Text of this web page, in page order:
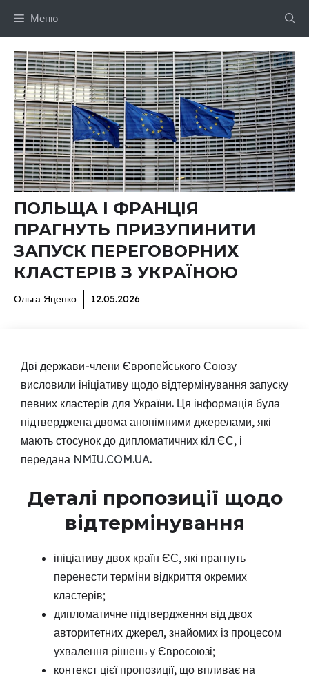
Меню
ПОЛЬЩА І ФРАНЦІЯ
ПРАГНУТЬ ПРИЗУПИНИТИ
ЗАПУСК ПЕРЕГОВОРНИХ
КЛАСТЕРІВ З УКРАЇНОЮ
Ольга Яценко 12.05.2026
Дві держави-члени Європейського Союзу
висловили ініціативу щодо відтермінування запуску
певних кластерів для України. Ця інформація була
підтверджена двома анонімними джерелами, які
мають стосунок до дипломатичних кіл ЄС, і
передана NMIU.COM.UA.
Деталі пропозиції щодо
відтермінування
ініціативу двох країн ЄС, які прагнуть
перенести терміни відкриття окремих
кластерів;
дипломатичне підтвердження від двох
авторитетних джерел, знайомих із процесом
ухвалення рішень у Євросоюзі;
контекст цієї пропозиції, що впливає на